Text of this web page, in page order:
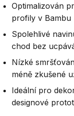
Optimalizován
profily v Bambu
Spolehlivé
chod bez
Nízké
méně zkušené
Ideální pro
designové